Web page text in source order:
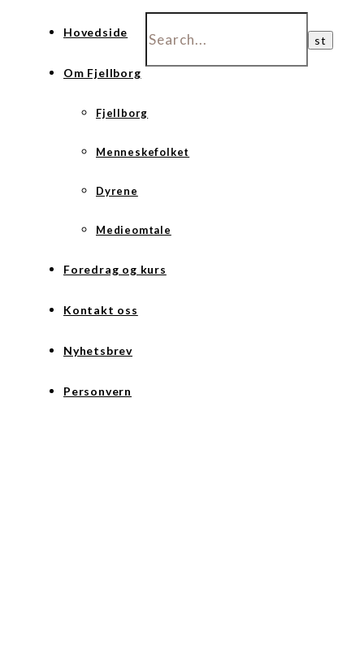
Hovedside
Om Fjellborg
Fjellborg
Menneskefolket
Dyrene
Medieomtale
Foredrag og kurs
Kontakt oss
Nyhetsbrev
Personvern